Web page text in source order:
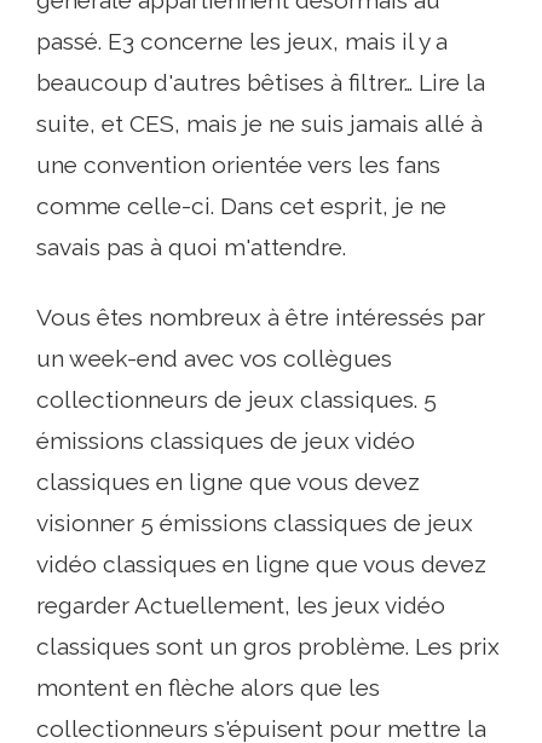
passé. E3 concerne les jeux, mais il y a
beaucoup d'autres bêtises à filtrer… Lire la
suite, et CES, mais je ne suis jamais allé à
une convention orientée vers les fans
comme celle-ci. Dans cet esprit, je ne
savais pas à quoi m'attendre.
Vous êtes nombreux à être intéressés par
un week-end avec vos collègues
collectionneurs de jeux classiques. 5
émissions classiques de jeux vidéo
classiques en ligne que vous devez
visionner 5 émissions classiques de jeux
vidéo classiques en ligne que vous devez
regarder Actuellement, les jeux vidéo
classiques sont un gros problème. Les prix
montent en flèche alors que les
collectionneurs s'épuisent pour mettre la